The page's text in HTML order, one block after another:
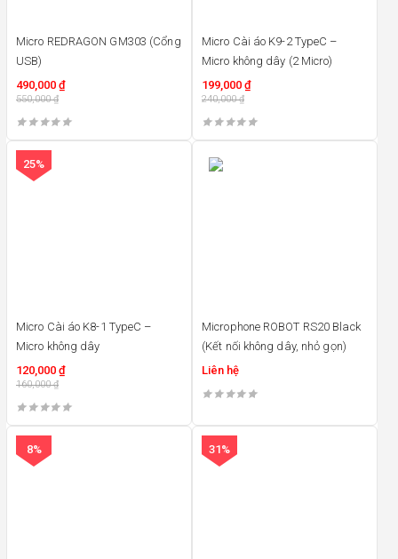
Micro REDRAGON GM303 (Cổng
USB)
490,000 ₫
550,000₫
Micro Cài áo K9-2 TypeC –
Micro không dây (2 Micro)
199,000 ₫
240,000₫
25%
Micro Cài áo K8-1 TypeC –
Micro không dây
120,000 ₫
160,000₫
Microphone ROBOT RS20 Black
(Kết nối không dây, nhỏ gọn)
Liên hệ
8% 31%